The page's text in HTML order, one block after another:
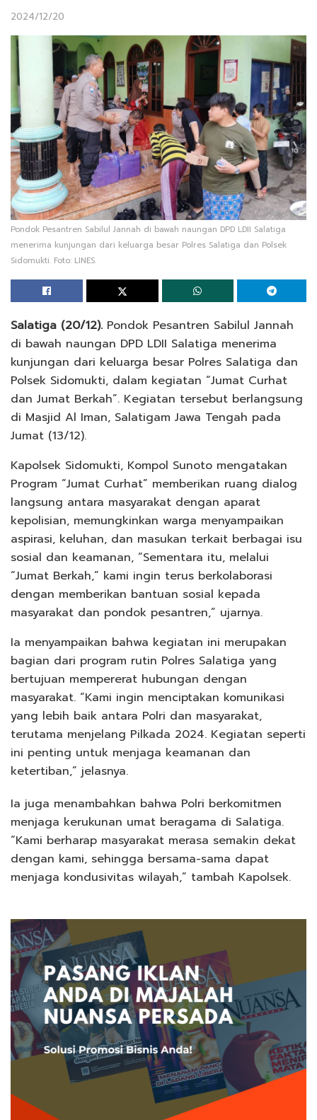
2024/12/20
Pondok Pesantren Sabilul Jannah di bawah naungan DPD LDII Salatiga
menerima kunjungan dari keluarga besar Polres Salatiga dan Polsek
Sidomukti. Foto: LINES.
Salatiga (20/12).Pondok Pesantren Sabilul Jannah
di bawah naungan DPD LDII Salatiga menerima
kunjungan dari keluarga besar Polres Salatiga dan
Polsek Sidomukti, dalam kegiatan “Jumat Curhat
dan Jumat Berkah”. Kegiatan tersebut berlangsung
di Masjid Al Iman, Salatigam Jawa Tengah pada
Jumat (13/12).
Kapolsek Sidomukti, Kompol Sunoto mengatakan
Program “Jumat Curhat” memberikan ruang dialog
langsung antara masyarakat dengan aparat
kepolisian, memungkinkan warga menyampaikan
aspirasi, keluhan, dan masukan terkait berbagai isu
sosial dan keamanan, “Sementara itu, melalui
“Jumat Berkah,” kami ingin terus berkolaborasi
dengan memberikan bantuan sosial kepada
masyarakat dan pondok pesantren,” ujarnya.
Ia menyampaikan bahwa kegiatan ini merupakan
bagian dari program rutin Polres Salatiga yang
bertujuan mempererat hubungan dengan
masyarakat. “Kami ingin menciptakan komunikasi
yang lebih baik antara Polri dan masyarakat,
terutama menjelang Pilkada 2024. Kegiatan seperti
ini penting untuk menjaga keamanan dan
ketertiban,” jelasnya.
Ia juga menambahkan bahwa Polri berkomitmen
menjaga kerukunan umat beragama di Salatiga.
“Kami berharap masyarakat merasa semakin dekat
dengan kami, sehingga bersama-sama dapat
menjaga kondusivitas wilayah,” tambah Kapolsek.